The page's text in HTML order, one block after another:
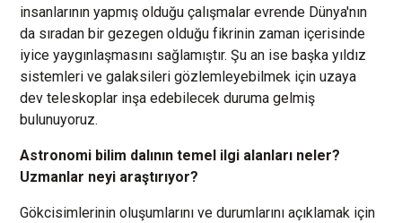
insanlarının yapmış olduğu çalışmalar evrende Dünya'nın
da sıradan bir gezegen olduğu fikrinin zaman içerisinde
iyice yaygınlaşmasını sağlamıştır. Şu an ise başka yıldız
sistemleri ve galaksileri gözlemleyebilmek için uzaya
dev teleskoplar inşa edebilecek duruma gelmiş
bulunuyoruz.
Astronomi bilim dalının temel ilgi alanları neler?
Uzmanlar neyi araştırıyor?
Gökcisimlerinin oluşumlarını ve durumlarını açıklamak için